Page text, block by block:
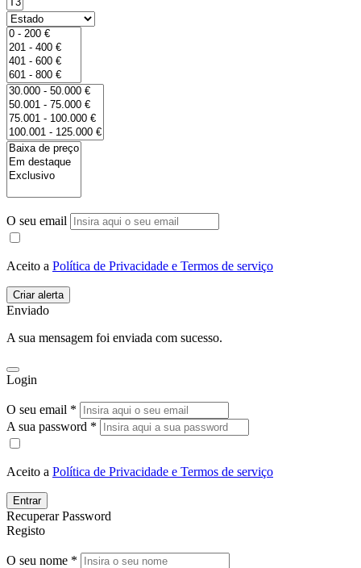
O seu email
Aceito a Política de Privacidade e Termos de serviço
Enviado
A sua mensagem foi enviada com sucesso.
Login
O seu email *
A sua password *
Aceito a Política de Privacidade e Termos de serviço
Entrar
Recuperar Password
Registo
O seu nome *